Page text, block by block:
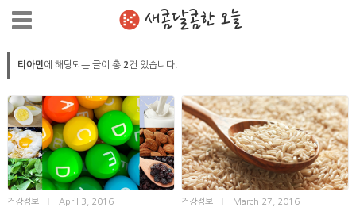
새콤달콤한 오늘
티아민에 해당되는 글이 총 2건 있습니다.
건강정보 April 3, 2016 건강정보 March 27, 2016